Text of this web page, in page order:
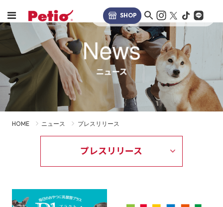
SHOP
News
ニュース
HOME ニュース プレスリリース
プレスリリース